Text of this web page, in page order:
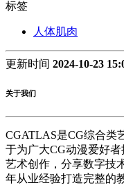
标签
人体肌肉
更新时间 2024-10-23
关于我们
CGATLAS是CG综合类
于为广大CG动漫爱好
艺术创作，分享数字技
年从业经验打造完整的